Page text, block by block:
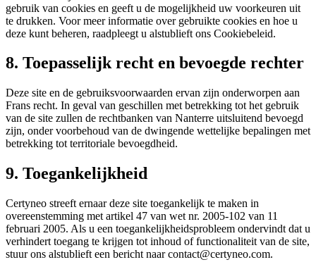
gebruik van cookies en geeft u de mogelijkheid uw voorkeuren uit
te drukken. Voor meer informatie over gebruikte cookies en hoe u
deze kunt beheren, raadpleegt u alstublieft ons Cookiebeleid.
8. Toepasselijk recht en bevoegde rechter
Deze site en de gebruiksvoorwaarden ervan zijn onderworpen aan
Frans recht. In geval van geschillen met betrekking tot het gebruik
van de site zullen de rechtbanken van Nanterre uitsluitend bevoegd
zijn, onder voorbehoud van de dwingende wettelijke bepalingen met
betrekking tot territoriale bevoegdheid.
9. Toegankelijkheid
Certyneo streeft ernaar deze site toegankelijk te maken in
overeenstemming met artikel 47 van wet nr. 2005-102 van 11
februari 2005. Als u een toegankelijkheidsprobleem ondervindt dat u
verhindert toegang te krijgen tot inhoud of functionaliteit van de site,
stuur ons alstublieft een bericht naar contact@certyneo.com.